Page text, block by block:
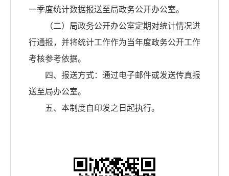
一季度统计数据报送至局政务公开办公室。
（二）局政务公开办公室定期对统计情况进
行通报，并将统计工作作为当年度政务公开工作
考核参考依据。
四、报送方式：通过电子邮件或发送传真报
送至局办公室。
五、本制度自印发之日起执行。